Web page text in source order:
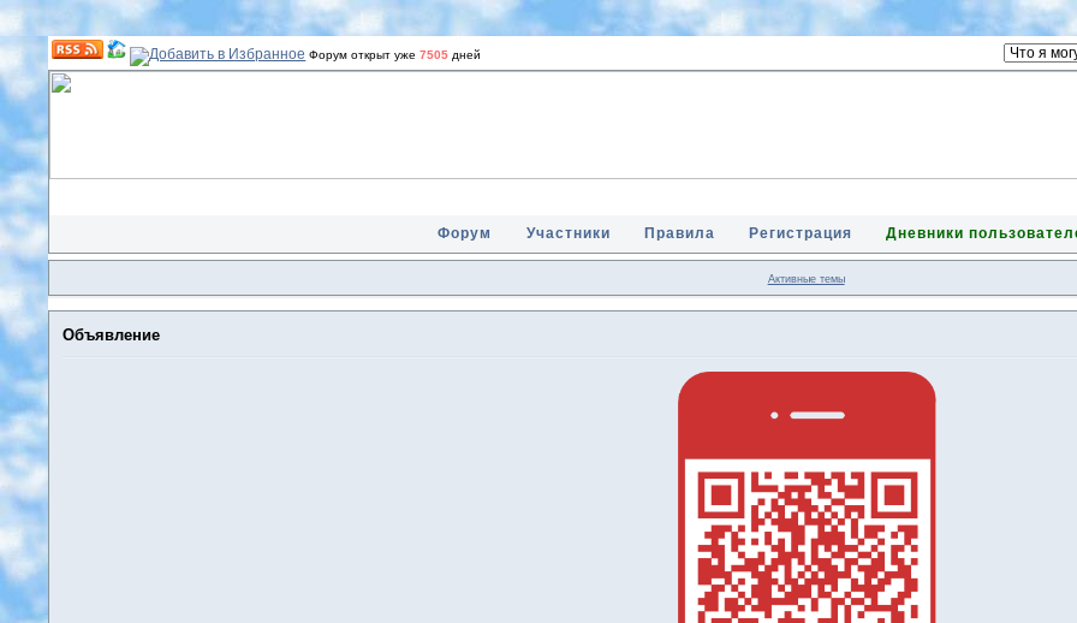
Форум открыт уже7505 дней
Форум Участники Правила Регистрация Дневники
Активные темы
Объявление